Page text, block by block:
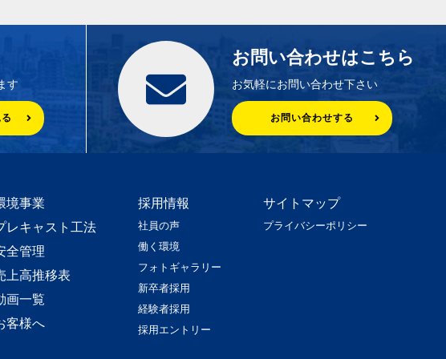
す
お問い合わせはこちら
お気軽にお問い合わせ下さい
お問い合わせする
境事業
レキャスト工法
全管理
上高推移表
画一覧
客様へ
採用情報
社員の声
働く環境
フォトギャラリー
新卒者採用
経験者採用
採用エントリー
サイトマップ
プライバシーポリシー